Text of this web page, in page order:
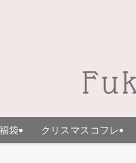
福袋 クリスマスコフレ